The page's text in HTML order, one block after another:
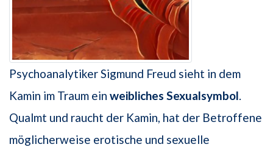
Psychoanalytiker Sigmund Freud sieht in dem
Kamin im Traum ein weibliches Sexualsymbol.
Qualmt und raucht der Kamin, hat der Betroffene
möglicherweise erotische und sexuelle